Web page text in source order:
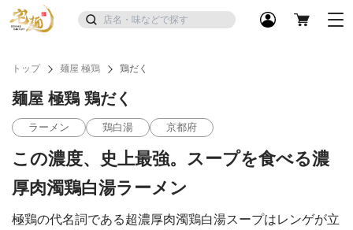
トップ 麺屋 極鶏 鶏だく
麺屋 極鶏 鶏だく
ラーメン 鶏白湯 京都府
この濃度、史上最強。スープを食べる濃
厚肉濁鶏白湯ラーメン
極鶏の代名詞である超濃厚肉濁鶏白湯スープはレンゲが立